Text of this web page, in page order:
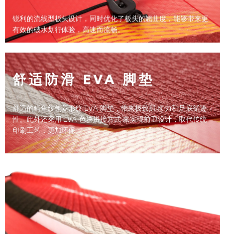
锐利的流线型板头设计，同时优化了板头的翘曲度，能够带来更
有效的破水划行体验，高速而流畅。
舒适防滑 EVA 脚垫
舒适的鳄鱼纹刨菱形纹 EVA 脚垫，带来极致抓地 力和足底循迹
性。此外还采用 EVA 色块拼接方式 来实现前卫设计，取代传统
印刷工艺，更加环保。